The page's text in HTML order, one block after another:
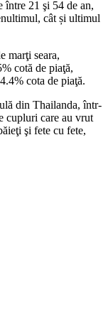
21 şi 54 de an,
cât și ultimul
marţi seara,
cotă de piaţă,
cota de piaţă.
din Thailanda, într-
cupluri care au vrut
şi fete cu fete,